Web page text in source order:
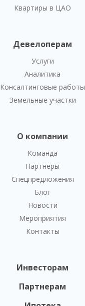
Квартиры в ЦАО
Девелоперам
Услуги
Аналитика
Консалтинговые работы
Земельные участки
О компании
Команда
Партнеры
Спецпредложения
Блог
Новости
Мероприятия
Контакты
Инвесторам
Партнерам